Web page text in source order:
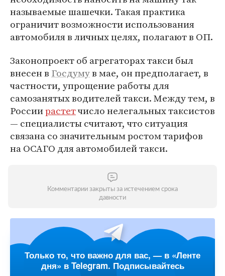
называемые шашечки. Такая практика
ограничит возможности использования
автомобиля в личных целях, полагают в ОП.
Законопроект об агрегаторах такси был
внесен в Госдумув мае, он предполагает, в
частности, упрощение работы для
самозанятых водителей такси. Между тем, в
Россиирастетчисло нелегальных таксистов
— специалисты считают, что ситуация
связана со значительным ростом тарифов
на ОСАГО для автомобилей такси.
Комментарии закрыты за истечением срока
давности
Только то, что важно для вас, — в «Ленте
дня» в Telegram. Подписывайтесь